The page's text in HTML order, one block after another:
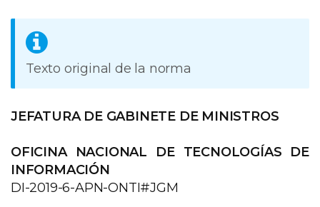
Texto original de la norma
JEFATURA DE GABINETE DE MINISTROS
OFICINA NACIONAL DE TECNOLOGÍAS DE
INFORMACIÓN
DI-2019-6-APN-ONTI#JGM